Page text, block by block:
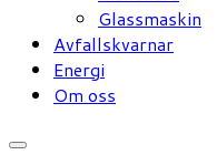
Glassmaskin
Avfallskvarnar
Energi
Om oss